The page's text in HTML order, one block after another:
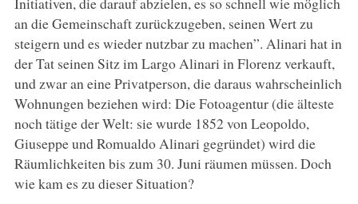
an die Gemeinschaft zurückzugeben, seinen Wert zu
steigern und es wieder nutzbar zu machen”. Alinari hat in
der Tat seinen Sitz im Largo Alinari in Florenz verkauft,
und zwar an eine Privatperson, die daraus wahrscheinlich
Wohnungen beziehen wird: Die Fotoagentur (die älteste
noch tätige der Welt: sie wurde 1852 von Leopoldo,
Giuseppe und Romualdo Alinari gegründet) wird die
Räumlichkeiten bis zum 30. Juni räumen müssen. Doch
wie kam es zu dieser Situation?